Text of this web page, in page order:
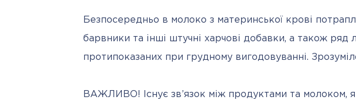
Безпосередньо в молоко з материнської крові
барвники та інші штучні харчові добавки, а також ряд
протипоказаних при грудному вигодовуванні.
ВАЖЛИВО! Існує зв’язок між продуктами та молоком,